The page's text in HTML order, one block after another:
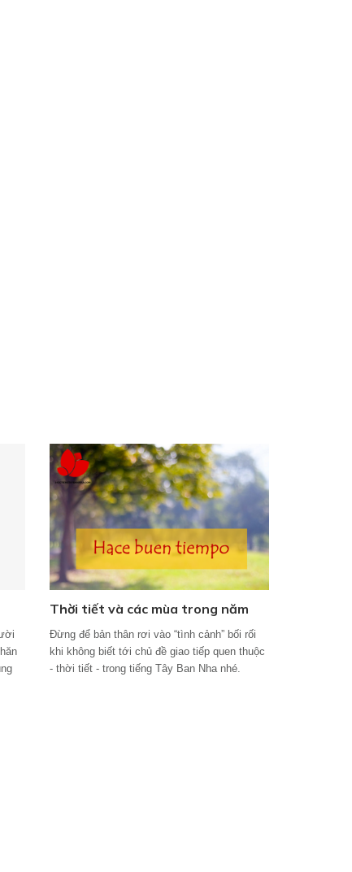
Thời tiết và các mùa trong năm
Đừng để bản thân rơi vào “tình cảnh” bối rối
khi không biết tới chủ đề giao tiếp quen thuộc
- thời tiết - trong tiếng Tây Ban Nha nhé.